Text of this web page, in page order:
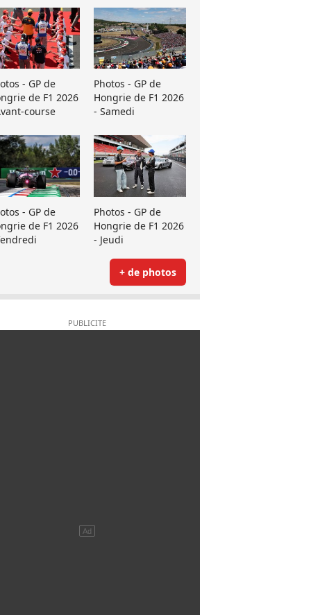
- GP de
de F1 2026
course
Photos - GP de
Hongrie de F1 2026
- Samedi
- GP de
de F1 2026
Photos - GP de
Hongrie de F1 2026
- Jeudi
+ de photos